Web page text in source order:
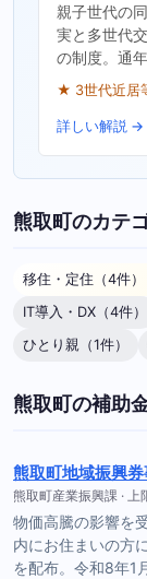
親子世代の
実と多世代
の制度。通
★ 3世代近居
詳しい解説 →
熊取町のカテ
移住・定住（4件）
IT導入・DX（4件）
ひとり親（1件）
熊取町の補助
熊取町地域振興
熊取町産業振興課 ·
物価高騰の影響を
内にお住まいの方
を配布。令和8年1